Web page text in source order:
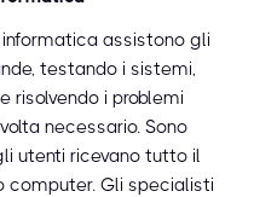
assistono gli
testando i sistemi,
risolvendo i problemi
necessario. Sono
utenti ricevano tutto il
computer. Gli specialisti